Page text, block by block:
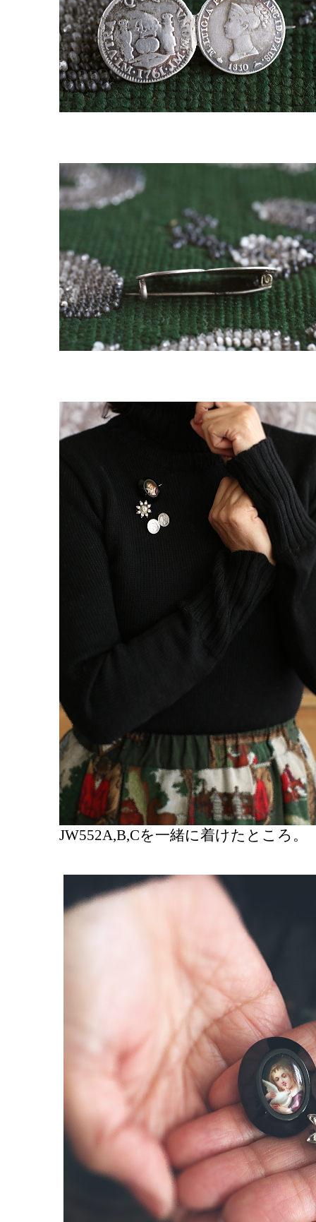
JW552A,B,Cを一緒に着けたところ。